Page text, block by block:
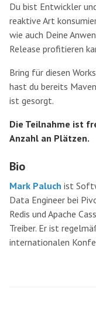
Du bist Entwickler
reaktive Art
wie auch Deine
Release profitieren
Bring für diesen
hast du bereits
ist gesorgt.
Die Teilnahme ist
Anzahl an Plätzen.
Bio
Mark Paluch ist
Data Engineer bei
Redis und Apache
Treiber. Er ist
internationalen